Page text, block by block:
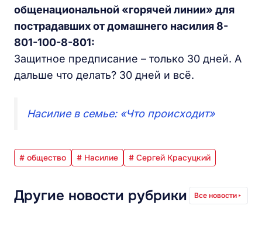
общенациональной «горячей линии» для
пострадавших от домашнего насилия 8-
801-100-8-801:
Защитное предписание – только 30 дней. А
дальше что делать? 30 дней и всё.
Насилие в семье: «Что происходит»
# общество # Насилие # Сергей Красуцкий
Другие новости рубрики Все новости